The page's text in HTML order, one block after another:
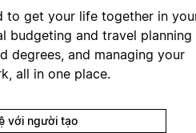
to get your life together in
budgeting and travel planning
degrees, and managing your
all in one place.
với người tạo